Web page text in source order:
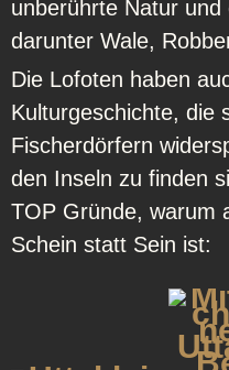
unberührte Natur und
darunter Wale,
Die Lofoten haben
Kulturgeschichte, die
Fischerdörfern
den Inseln zu finden
TOP Gründe, warum
Schein statt Sein ist: